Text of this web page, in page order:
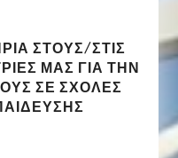
ΣΤΟΥΣ/ΣΤΙΣ
ΜΑΣ ΓΙΑ ΤΗΝ
ΣΕ ΣΧΟΛΈΣ